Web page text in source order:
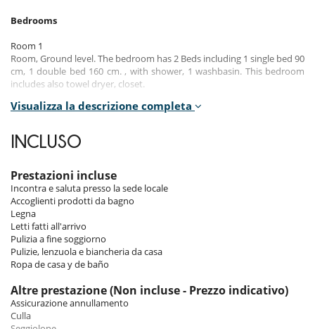
Bedrooms
Room 1
Room, Ground level. The bedroom has 2 Beds including 1 single bed 90
cm, 1 double bed 160 cm. , with shower, 1 washbasin. This bedroom
includes also towel dryer, closet.
Room 2
bedroom includes also closet.
Room. This bedroom has 1 double bed 160 cm. , with bathtub, 1
washbasin. This bedroom includes also towel dryer, closet, WC.
Room 4
Room. The bedroom has 2 Beds including 1 bunk beds, 1 trundle bed.
Indoors
The Kalasi apartment is characterized by its bright and spacious
spaces, thanks to the many openings to the outside. Its architecture
combines traditional Alpine construction codes with contemporary
decoration. It has a comfortable living room with a wood-burning
Visualizza la descrizione completa
INCLUSO
Prestazioni incluse
Incontra e saluta presso la sede locale
Accoglienti prodotti da bagno
Legna
Letti fatti all'arrivo
Pulizia a fine soggiorno
Pulizie, lenzuola e biancheria da casa
Ropa de casa y de baño
Altre prestazione (Non incluse - Prezzo indicativo)
Assicurazione annullamento
Culla